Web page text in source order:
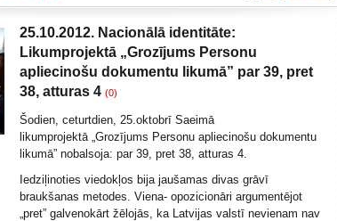
25.10.2012. Nacionālā identitāte:
Likumprojektā „Grozījums Personu
apliecinošu dokumentu likumā” par 39, pret
38, atturas 4 (0)
Šodien, ceturtdien, 25.oktobrī Saeimā
likumprojektā „Grozījums Personu apliecinošu dokumentu
likumā” nobalsoja: par 39, pret 38, atturas 4.
Iedziļinoties viedokļos bija jaušamas divas grāvī
braukšanas metodes. Viena- opozicionāri argumentējot
„pret” galvenokārt žēlojās, ka Latvijas valstī nevienam nav